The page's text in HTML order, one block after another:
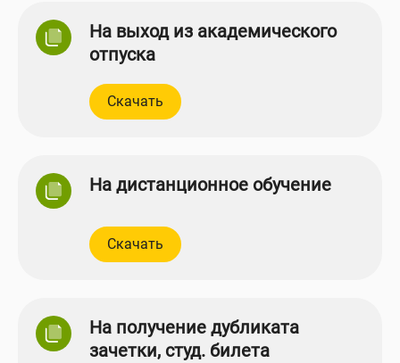
На выход из академического
отпуска
Скачать
На дистанционное обучение
Скачать
На получение дубликата
зачетки, студ. билета